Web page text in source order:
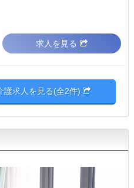
求人を見る
護求人を見る(全2件)